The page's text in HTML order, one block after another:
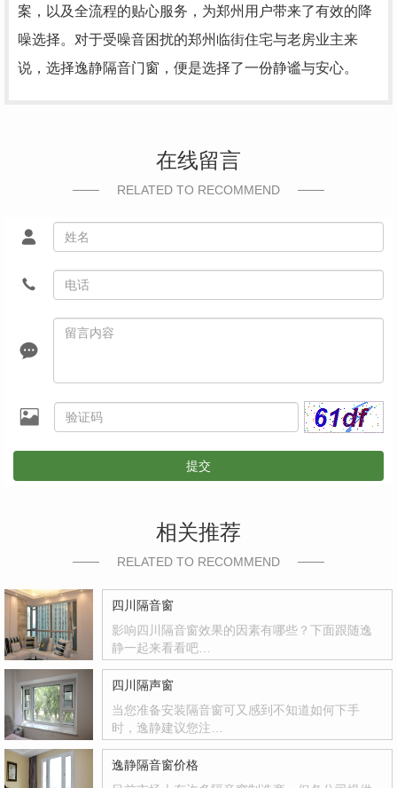
案，以及全流程的贴心服务，为郑州用户带来了有效的降
噪选择。对于受噪音困扰的郑州临街住宅与老房业主来
说，选择逸静隔音门窗，便是选择了一份静谧与安心。
在线留言
RELATED TO RECOMMEND
提交
相关推荐
RELATED TO RECOMMEND
四川隔音窗
影响四川隔音窗效果的因素有哪些？下面跟随逸
静一起来看看吧…
四川隔声窗
当您准备安装隔音窗可又感到不知道如何下手
时，逸静建议您注…
逸静隔音窗价格